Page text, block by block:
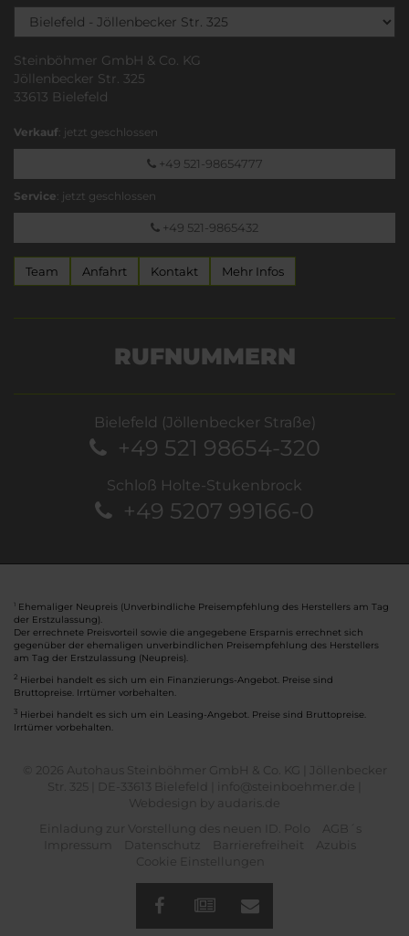
Steinböhmer GmbH & Co. KG
Jöllenbecker Str. 325
33613 Bielefeld
Verkauf: jetzt geschlossen
+49 521-98654777
Service: jetzt geschlossen
+49 521-9865432
Team Anfahrt Kontakt Mehr Infos
RUFNUMMERN
Bielefeld (Jöllenbecker Straße)
+49 521 98654-320
Schloß Holte-Stukenbrock
+49 5207 99166-0
Ehemaliger Neupreis (Unverbindliche Preisempfehlung des Herstellers am Tag
der Erstzulassung).
Der errechnete Preisvorteil sowie die angegebene Ersparnis errechnet sich
gegenüber der ehemaligen unverbindlichen Preisempfehlung des Herstellers
am Tag der Erstzulassung (Neupreis).
2 Hierbei handelt es sich um ein Finanzierungs-Angebot. Preise sind
Bruttopreise. Irrtümer vorbehalten.
3 Hierbei handelt es sich um ein Leasing-Angebot. Preise sind Bruttopreise.
Irrtümer vorbehalten.
© 2026 Autohaus Steinböhmer GmbH & Co. KG | Jöllenbecker
Str. 325 | DE-33613 Bielefeld | info@steinboehmer.de |
Webdesign by audaris.de
Einladung zur Vorstellung des neuen ID. Polo
AGB´s
Impressum
Datenschutz Barrierefreiheit
Azubis
Cookie Einstellungen